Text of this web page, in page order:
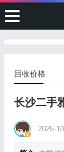
回收价格
长沙二手
2025-